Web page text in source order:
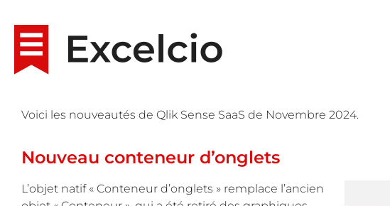
Voici les nouveautés de Qlik Sense SaaS de Novembre 2024.
Nouveau conteneur d’onglets
L’objet natif « Conteneur d’onglets » remplace l’ancien